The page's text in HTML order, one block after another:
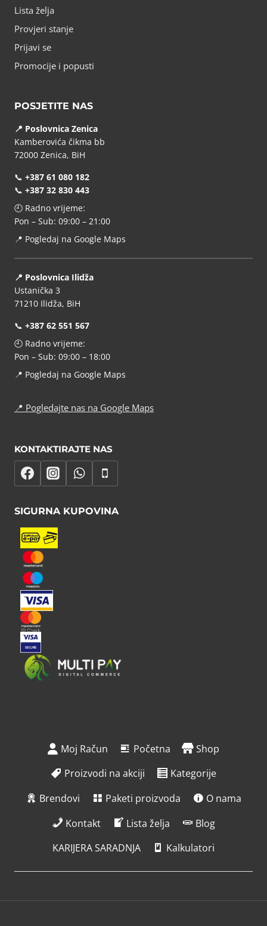
Lista želja
Provjeri stanje
Prijavi se
Promocije i popusti
POSJETITE NAS
📍 Poslovnica Zenica
Kamberovića čikma bb
72000 Zenica, BiH
📞 +387 61 080 182
📞 +387 32 830 443
🕘 Radno vrijeme:
Pon – Sub: 09:00 – 21:00
📍 Pogledaj na Google Maps
📍 Poslovnica Ilidža
Ustanička 3
71210 Ilidža, BiH
📞 +387 62 551 567
🕘 Radno vrijeme:
Pon – Sub: 09:00 – 18:00
📍 Pogledaj na Google Maps
📍 Pogledajte nas na Google Maps
KONTAKTIRAJTE NAS
SIGURNA KUPOVINA
Moj Račun Početna
Shop
Proizvodi na akciji
Kategorije
Brendovi
Paketi proizvoda
O nama
Kontakt
Lista želja
Blog
KARIJERA SARADNJA
Kalkulatori